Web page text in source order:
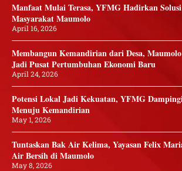
Manfaat Mulai Terasa, YFMG Hadirkan
Masyarakat Maumolo
April 16, 2026
Membangun Kemandirian dari Desa,
Jadi Pusat Pertumbuhan Ekonomi Baru
April 24, 2026
Potensi Lokal Jadi Kekuatan, YFMG
Menuju Kemandirian
May 1, 2026
Tuntaskan Bak Air Kelima, Yayasan Felix
Air Bersih di Maumolo
May 8, 2026